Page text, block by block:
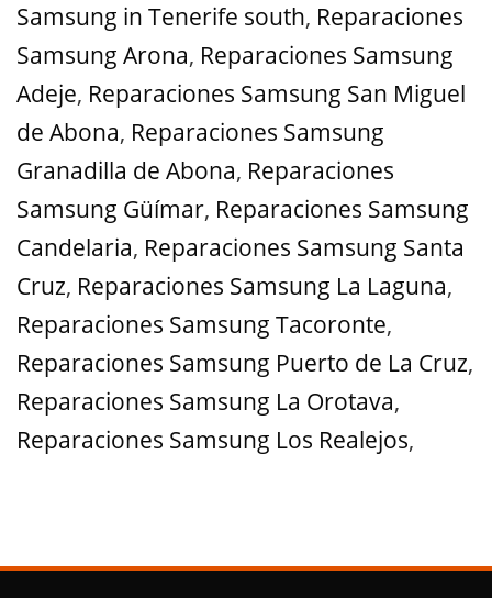
Samsung in Tenerife south, Reparaciones
Samsung Arona, Reparaciones Samsung
Adeje, Reparaciones Samsung San Miguel
de Abona, Reparaciones Samsung
Granadilla de Abona, Reparaciones
Samsung Güímar, Reparaciones Samsung
Candelaria, Reparaciones Samsung Santa
Cruz, Reparaciones Samsung La Laguna,
Reparaciones Samsung Tacoronte,
Reparaciones Samsung Puerto de La Cruz,
Reparaciones Samsung La Orotava,
Reparaciones Samsung Los Realejos,